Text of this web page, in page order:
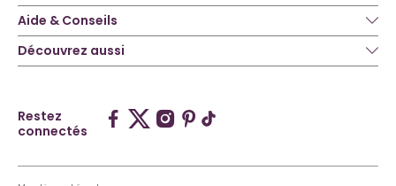
Aide & Conseils
Découvrez aussi
Restez
connectés